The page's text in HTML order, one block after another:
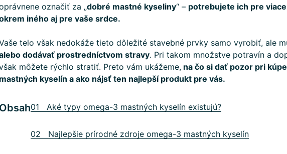
označiť za „dobré mastné kyseliny“ – potrebujete ich pre
iného aj pre vaše srdce.
telo však nedokáže tieto dôležité stavebné prvky samo vyrobiť, ale
dodávať prostredníctvom stravy. Pri takom množstve potravín a
môžete rýchlo stratiť. Preto vám ukážeme, na čo si dať pozor pri
mastných kyselín a ako nájsť ten najlepší produkt pre vás.
Obsah01 Aké typy omega-3 mastných kyselín existujú?
02 Najlepšie prírodné zdroje omega-3 mastných kyselín